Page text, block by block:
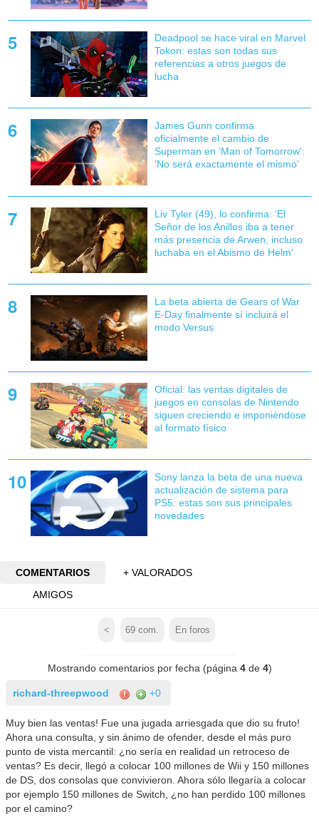
Deadpool se hace viral en Marvel
Tokon: estas son todas sus
referencias a otros juegos de
lucha
James Gunn confirma
oficialmente el cambio de
Superman en 'Man of Tomorrow':
'No será exactamente el mismo'
Liv Tyler (49), lo confirma: 'El
Señor de los Anillos iba a tener
más presencia de Arwen, incluso
luchaba en el Abismo de Helm'
La beta abierta de Gears of War
E-Day finalmente sí incluirá el
modo Versus
Oficial: las ventas digitales de
juegos en consolas de Nintendo
siguen creciendo e imponiéndose
al formato físico
Sony lanza la beta de una nueva
actualización de sistema para
PS5: estas son sus principales
novedades
COMENTARIOS
+ VALORADOS
AMIGOS
< 69 com. En foros
Mostrando comentarios por fecha (página 4de 4)
richard-threepwood +0
Muy bien las ventas! Fue una jugada arriesgada que dio su fruto!
Ahora una consulta, y sin ánimo de ofender, desde el más puro
punto de vista mercantil: ¿no sería en realidad un retroceso de
ventas? Es decir, llegó a colocar 100 millones de Wii y 150 millones
de DS, dos consolas que convivieron. Ahora sólo llegaría a colocar
por ejemplo 150 millones de Switch, ¿no han perdido 100 millones
por el camino?